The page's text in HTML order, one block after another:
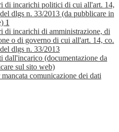
di incarichi politici di cui all'art. 14,
dlgs n. 33/2013 (da pubblicare in
1
di incarichi di amministrazione, di
o di governo di cui all'art. 14, co.
dlgs n. 33/2013
dall'incarico (documentazione da
sul sito web)
comunicazione dei dati